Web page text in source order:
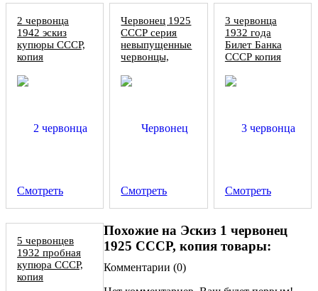
2 червонца
1942 эскиз
купюры СССР,
копия
Смотреть
Червонец 1925
СССР серия
невыпущенные
червонцы,
Смотреть
3 червонца
1932 года
Билет Банка
СССР копия
Смотреть
5 червонцев
1932 пробная
купюра СССР,
копия
Похожие на Эскиз 1 червонец
1925 СССР, копия товары:
Комментарии (0)